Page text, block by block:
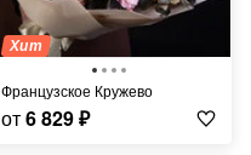
Хит
Французское Кружево
от6 829₽